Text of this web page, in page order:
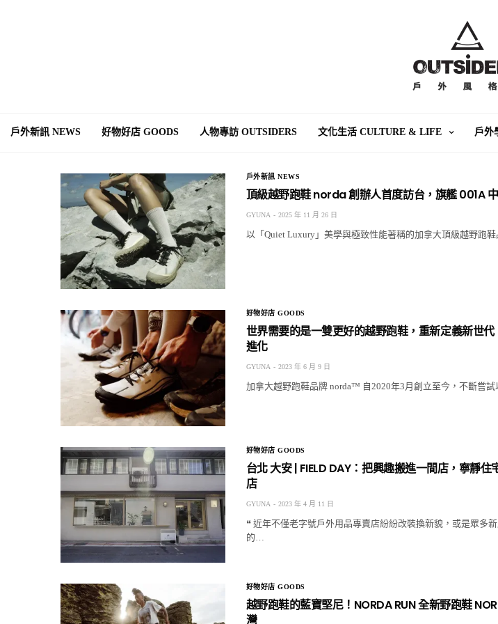
戶外新訊 NEWS 好物好店 GOODS 人物專訪 OUTSIDERS 文化生活 CULTURE & LIFE 戶外
戶外新訊 NEWS
頂級越野跑鞋 norda 創辦人首度訪台，旗艦 001A
GYUNA 2025 年 11 月 26 日
以「Quiet Luxury」美學與極致性能著稱的加拿大頂級越野跑鞋
好物好店 GOODS
世界需要的是一雙更好的越野跑鞋，重新定義新世
進化
GYUNA 2023 年 6 月 9 日
加拿大越野跑鞋品牌 norda™ 自2020年3月創立至今，不斷嘗
好物好店 GOODS
台北 大安 | FIELD DAY：把興趣搬進一間店，寧靜
店
GYUNA 2023 年 4 月 11 日
❝ 近年不僅老字號戶外用品專賣店紛紛改裝換新貌，或是眾多
的…
好物好店 GOODS
越野跑鞋的藍寶堅尼！NORDA RUN 全新野跑鞋
灣